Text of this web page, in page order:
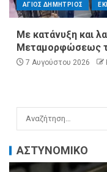
ΑΓΙΟΣ ΔΗΜΗΤΡΙΟΣ
Με κατάνυξη και
Μεταμορφώσεως
7 Αυγούστου 2026
ΑΣΤΥΝΟΜΙΚΟ